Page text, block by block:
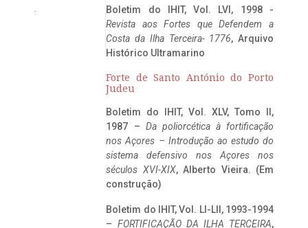
Boletim do IHIT, Vol. LVI, 1998 -
Revista aos Fortes que Defendem a
Costa da Ilha Terceira- 1776, Arquivo
Histórico Ultramarino
Forte de Santo António do Porto
Judeu
Boletim do IHIT, Vol. XLV, Tomo II,
1987 – Da poliorcética à fortificação
nos Açores – Introdução ao estudo do
sistema defensivo nos Açores nos
séculos XVI-XIX, Alberto Vieira. (Em
construção)
Boletim do IHIT, Vol. LI-LII, 1993-1994
– FORTIFICAÇÃO DA ILHA TERCEIRA,